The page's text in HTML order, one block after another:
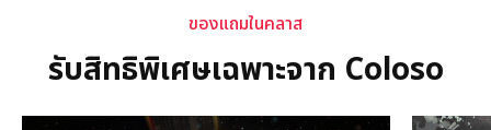
ของแถมในคลาส
รับสิทธิพิเศษเฉพาะจาก Coloso